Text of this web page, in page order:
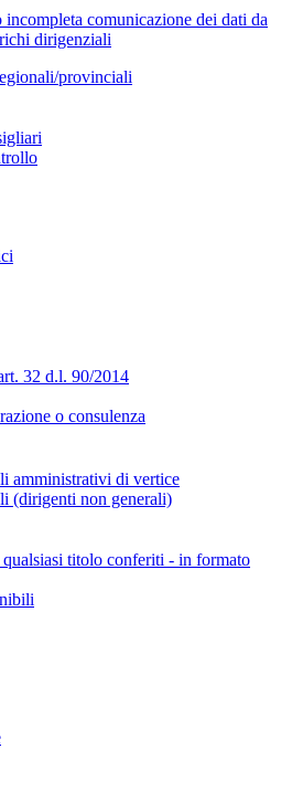
incompleta comunicazione dei dati da
dirigenziali
provinciali
32 d.l. 90/2014
o consulenza
amministrativi di vertice
(dirigenti non generali)
titolo conferiti - in formato